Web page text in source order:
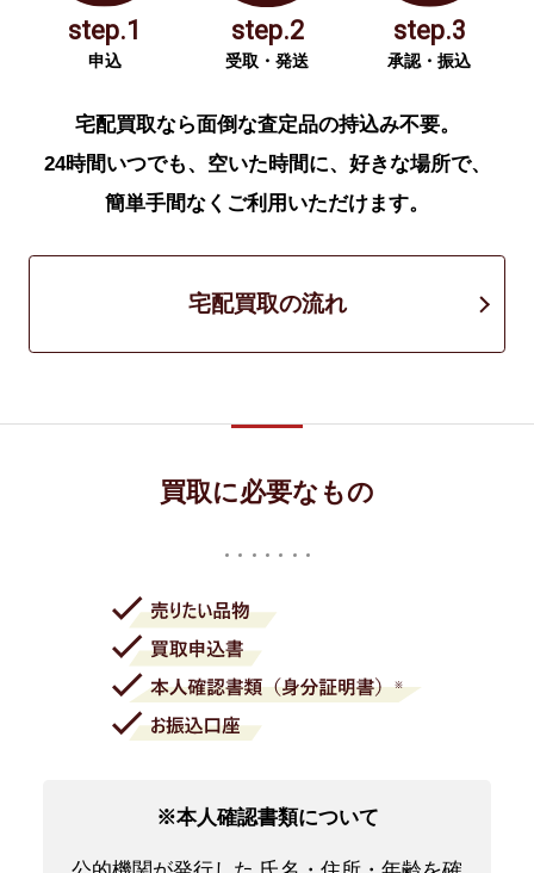
step.1
申込
step.2
受取・発送
step.3
承認・振込
宅配買取なら面倒な査定品の持込み不要。
24時間いつでも、空いた時間に、好きな場所で、
簡単手間なくご利用いただけます。
宅配買取の流れ
買取に必要なもの
※本人確認書類について